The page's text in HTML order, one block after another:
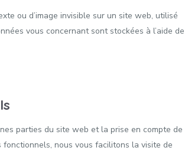
ou d’image invisible sur un site web, utilisé
vous concernant sont stockées à l’aide de
parties du site web et la prise en compte de
nous vous facilitons la visite de